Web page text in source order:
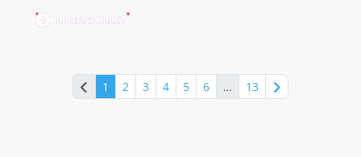
LIRE LE BILLET
1 2 3 4 5 6 … 13